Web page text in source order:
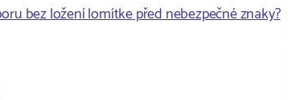
bez ložení lomítke před nebezpečné znaky?